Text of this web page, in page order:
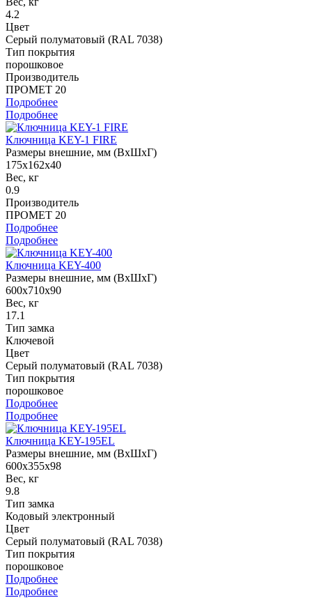
4.2
Цвет
Серый полуматовый (RAL 7038)
Тип покрытия
порошковое
Производитель
ПРОМЕТ 20
Подробнее
Подробнее
Ключница KEY-1 FIRE
Размеры внешние, мм (ВхШхГ)
175x162x40
Вес, кг
0.9
Производитель
ПРОМЕТ 20
Подробнее
Подробнее
Ключница KEY-400
Размеры внешние, мм (ВхШхГ)
600x710x90
Вес, кг
17.1
Тип замка
Ключевой
Цвет
Серый полуматовый (RAL 7038)
Тип покрытия
порошковое
Подробнее
Подробнее
Ключница KEY-195EL
Размеры внешние, мм (ВхШхГ)
600x355x98
Вес, кг
9.8
Тип замка
Кодовый электронный
Цвет
Серый полуматовый (RAL 7038)
Тип покрытия
порошковое
Подробнее
Подробнее